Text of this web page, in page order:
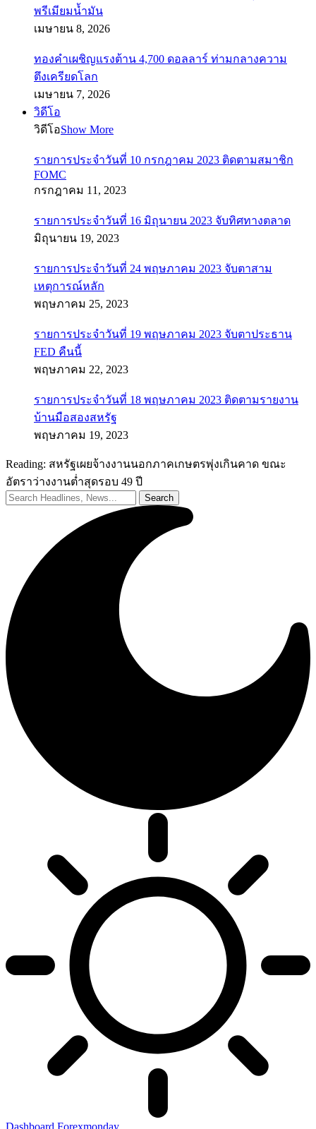
พรีเมียมน้ำมัน
เมษายน 8, 2026
ทองคำเผชิญแรงต้าน 4,700 ดอลลาร์ ท่ามกลางความ
ตึงเครียดโลก
เมษายน 7, 2026
วิดีโอ
วิดีโอShow More
รายการประจำวันที่ 10 กรกฎาคม 2023 ติดตามสมาชิก
FOMC
กรกฎาคม 11, 2023
รายการประจำวันที่ 16 มิถุนายน 2023 จับทิศทางตลาด
มิถุนายน 19, 2023
รายการประจำวันที่ 24 พฤษภาคม 2023 จับตาสาม
เหตุการณ์หลัก
พฤษภาคม 25, 2023
รายการประจำวันที่ 19 พฤษภาคม 2023 จับตาประธาน
FED คืนนี้
พฤษภาคม 22, 2023
รายการประจำวันที่ 18 พฤษภาคม 2023 ติดตามรายงาน
บ้านมือสองสหรัฐ
พฤษภาคม 19, 2023
Reading: สหรัฐเผยจ้างงานนอกภาคเกษตรพุ่งเกินคาด ขณะ
อัตราว่างงานต่ำสุดรอบ 49 ปี
Dashboard Forexmonday